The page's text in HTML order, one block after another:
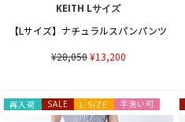
KEITH Lサイズ
【Lサイズ】ナチュラルスパンパンツ
¥28,050¥13,200
再入荷 SALE L SIZE 手洗い可